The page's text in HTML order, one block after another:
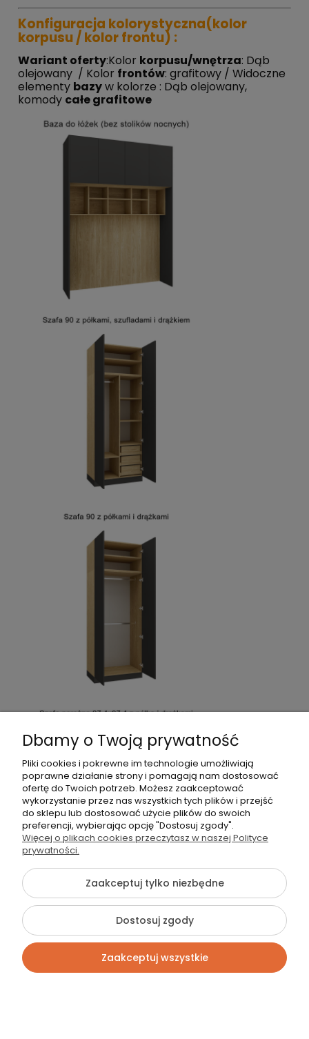
Konfiguracja kolorystyczna(kolor
korpusu / kolor frontu) :
Wariant oferty:Kolor korpusu/wnętrza: Dąb
olejowany / Kolor frontów: grafitowy / Widoczne
elementy bazyw kolorze : Dąb olejowany,
komody całe grafitowe
Dbamy o Twoją prywatność
Pliki cookies i pokrewne im technologie umożliwiają
poprawne działanie strony i pomagają nam dostosować
ofertę do Twoich potrzeb. Możesz zaakceptować
wykorzystanie przez nas wszystkich tych plików i przejść
do sklepu lub dostosować użycie plików do swoich
preferencji, wybierając opcję "Dostosuj zgody".
Więcej o plikach cookies przeczytasz w naszej Polityce
prywatności.
Zaakceptuj tylko niezbędne
Dostosuj zgody
Zaakceptuj wszystkie